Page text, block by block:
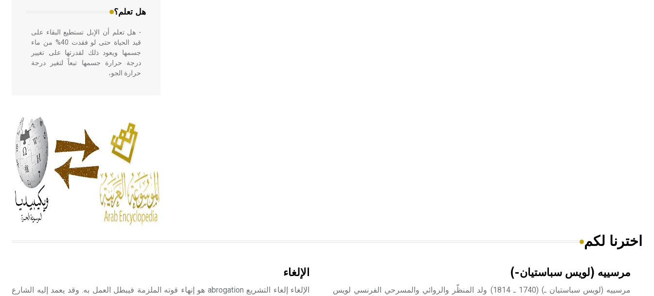
هل تعلم؟
- هل تعلم أن الإبل تستطيع البقاء على
قيد الحياة حتى لو فقدت 40% من ماء
جسمها ويعود ذلك لقدرتها على تغيير
درجة حرارة جسمها تبعاً لتغير درجة
حرارة الجو،
أربعة مؤلفات هي: الحكم، الأدلة، تنظيم
التغذية، ورسالته في جروح الرأس.
ويعود له الفضل بأنه حرر الطب من
الدين والفلسفة.
- هل تعلم أن المرجان إفراز حيواني
يتكون في البحر ويتركب من مادة
كربونات الكلسيوم، وهو أحمر أو شديد
الحمرة وهو أجود أنواعه، ويمتاز بكبر
الحجم ويسمى الش
الإنكليزية أب
اخترنا لكم
مرسييه (لويس سباستيان-)
مرسييه (لويس سباستيان ـ) (1740 ـ 1814) ولد المنظّر والروائي والمسرحي الفرنسي لويس
الإلغاء
الإلغاء إلغاء التشريع abrogation هو إنهاء قوته الملزمة فيبطل العمل به. وقد يعمد إليه الشارع